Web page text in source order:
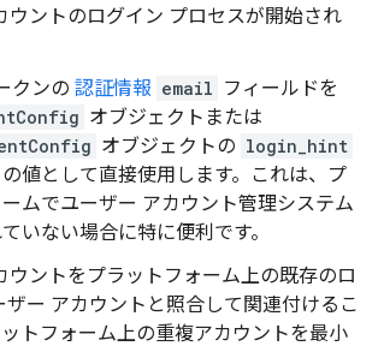
ウントのログイン プロセスが開始され
クンの 認証情報 email フィールドを
オブジェクトまたは
オブジェクトの login_hint
値として直接使用します。これは、プ
ムでユーザー アカウント管理システム
いない場合に特に便利です。
ウントをプラットフォーム上の既存のロ
ザー アカウントと照合して関連付けるこ
トフォーム上の重複アカウントを最小